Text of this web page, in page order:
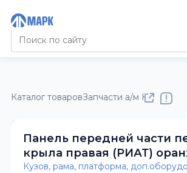
Каталог товаровЗапчасти а/м КАМАЗ
Панель передней части
крыла правая (РИАТ)
Кузов, рама, платформа,